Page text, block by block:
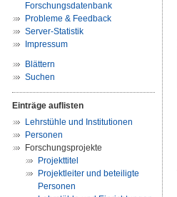
Forschungsdatenbank
Probleme & Feedback
Server-Statistik
Impressum
Blättern
Suchen
Einträge auflisten
Lehrstühle und Institutionen
Personen
Forschungsprojekte
Projekttitel
Projektleiter und beteiligte
Personen